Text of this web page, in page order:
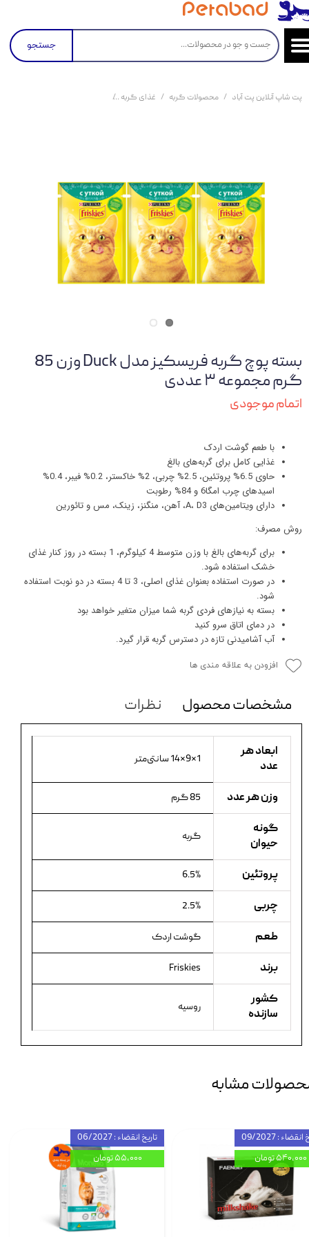
جستجو
پت شاپ آنلاین پت آباد محصولات گربه غذای گربه
بسته پوچ گربه فریسکیز مدل Duck وزن 85
گرم مجموعه ۳ عددی
اتمام موجودی
با طعم گوشت اردک
غذایی کامل برای گربه‌های بالغ
حاوی 6.5% پروتئین، 2.5% چربی، 2% خاکستر، 0.2% فیبر، 0.4%
اسیدهای چرب امگا6 و 84% رطوبت
دارای ویتامین‌های A، D3، آهن، منگنز، زینک، مس و تائورین
روش مصرف:
برای گربه‌های بالغ با وزن متوسط 4 کیلوگرم، 1 بسته در روز کنار غذای
خشک استفاده شود.
در صورت استفاده بعنوان غذای اصلی، 3 تا 4 بسته در دو نوبت استفاده
شود.
بسته به نیازهای فردی گربه شما میزان متغیر خواهد بود
در دمای اتاق سرو کنید
آب آشامیدنی تازه در دسترس گربه قرار گیرد.
افزودن به علاقه مندی ها
مشخصات محصول نظرات
ابعاد هر
عدد
1×9×14 سانتی‌متر
وزن هر عدد 85 گرم
گونه
حیوان
گربه
پروتئین 6.5%
چربی 2.5%
طعم گوشت اردک
برند Friskies
کشور
سازنده
روسیه
مشابه
تاریخ انقضاء : 06/2027
۵۵,۰۰۰ تومان
: 09/2027
۵۴۰,۰۰۰ تومان